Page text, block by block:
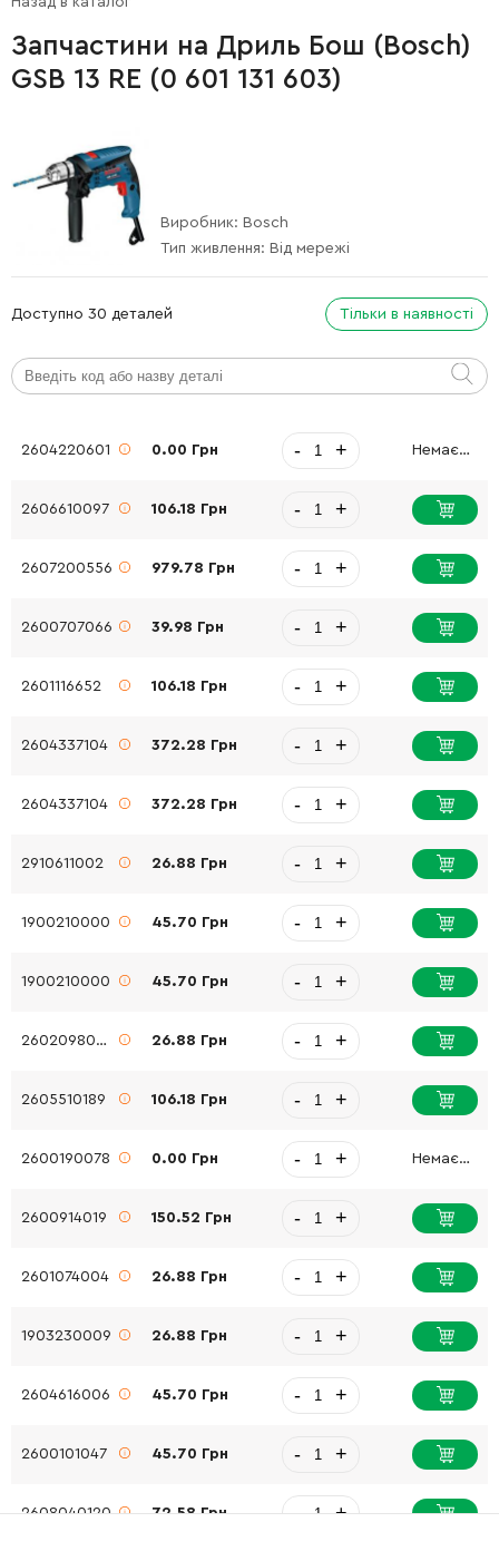
Запчастини на Дриль Бош (Bosch)
GSB 13 RE (0 601 131 603)
Виробник: Bosch
Тип живлення: Від мережі
Доступно 30 деталей Тільки в наявності
2604220601 0.00 Грн - + Немає в наявності
2606610097 106.18 Грн - +
2607200556 979.78 Грн - +
2600707066 39.98 Грн - +
2601116652 106.18 Грн - +
2604337104 372.28 Грн - +
2604337104 372.28 Грн - +
2910611002 26.88 Грн - +
1900210000 45.70 Грн - +
1900210000 45.70 Грн - +
2602098008 26.88 Грн - +
2605510189 106.18 Грн - +
2600190078 0.00 Грн - + Немає в наявності
2600914019 150.52 Грн - +
2601074004 26.88 Грн - +
1903230009 26.88 Грн - +
2604616006 45.70 Грн - +
2600101047 45.70 Грн - +
2608040120 72.58 Грн - +